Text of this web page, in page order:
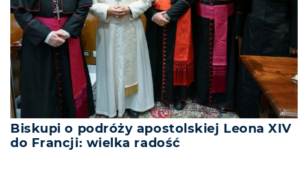
Biskupi o podróży apostolskiej Leona XIV
do Francji: wielka radość